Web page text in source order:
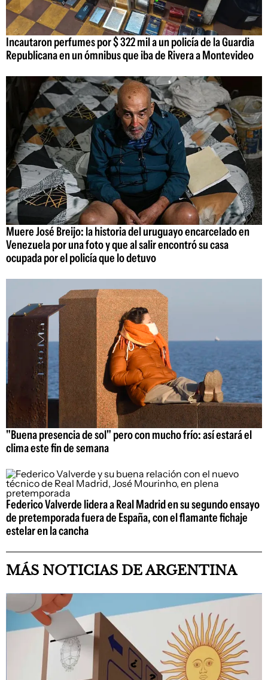
Incautaron perfumes por $ 322 mil a un policía de la Guardia
Republicana en un ómnibus que iba de Rivera a Montevideo
Muere José Breijo: la historia del uruguayo encarcelado en
Venezuela por una foto y que al salir encontró su casa
ocupada por el policía que lo detuvo
"Buena presencia de sol" pero con mucho frío: así estará el
clima este fin de semana
Federico Valverde lidera a Real Madrid en su segundo ensayo
de pretemporada fuera de España, con el flamante fichaje
estelar en la cancha
MÁS NOTICIAS DE ARGENTINA